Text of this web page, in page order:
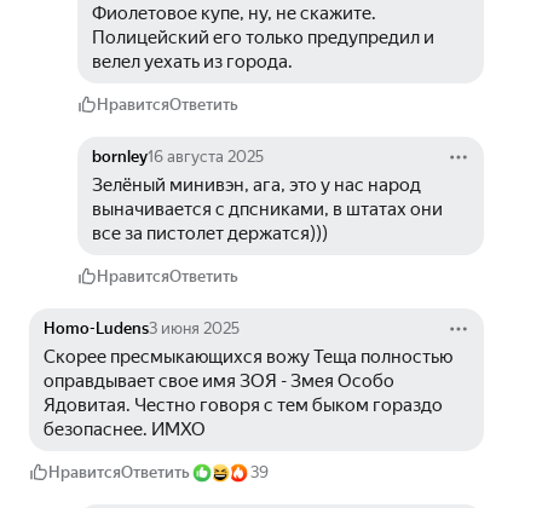
Фиолетовое купе, ну, не скажите.
Полицейский его только предупредил и
велел уехать из города.
НравитсяОтветить
bornley16 августа 2025
Зелёный минивэн, ага, это у нас народ
выначивается с дпсниками, в штатах они
все за пистолет держатся)))
НравитсяОтветить
Homo-Ludens3 июня 2025
Скорее пресмыкающихся вожу Теща полностью
оправдывает свое имя ЗОЯ - Змея Особо
Ядовитая. Честно говоря с тем быком гораздо
безопаснее. ИМХО
НравитсяОтветить 39